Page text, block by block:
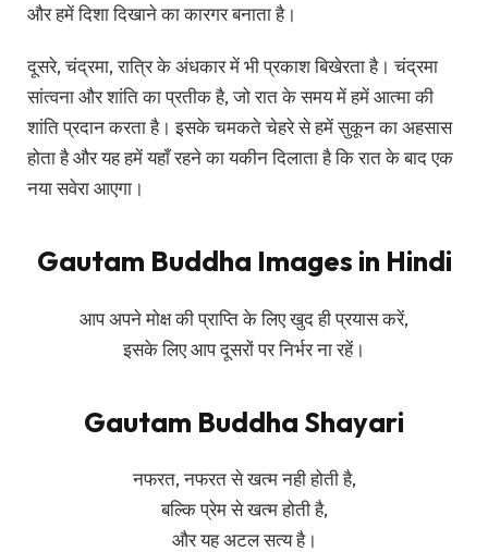
और हमें दिशा दिखाने का कारगर बनाता है।
दूसरे, चंद्रमा, रात्रि के अंधकार में भी प्रकाश बिखेरता है। चंद्रमा
सांत्वना और शांति का प्रतीक है, जो रात के समय में हमें आत्मा की
शांति प्रदान करता है। इसके चमकते चेहरे से हमें सुकून का अहसास
होता है और यह हमें यहाँ रहने का यकीन दिलाता है कि रात के बाद एक
नया सवेरा आएगा।
Gautam Buddha Images in Hindi
आप अपने मोक्ष की प्राप्ति के लिए खुद ही प्रयास करें,
इसके लिए आप दूसरों पर निर्भर ना रहें।
Gautam Buddha Shayari
नफरत, नफरत से खत्म नही होती है,
बल्कि प्रेम से खत्म होती है,
और यह अटल सत्य है।